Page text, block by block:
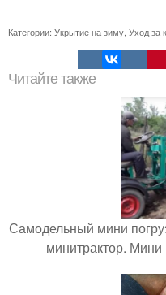
Категории: Укрытие на зиму Уход за
Читайте также
Самодельный мини
минитрактор. Мини